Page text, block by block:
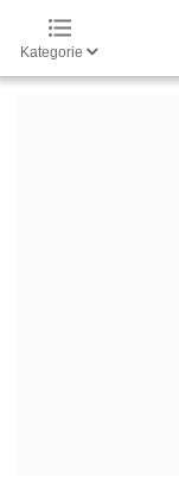
Kategorie